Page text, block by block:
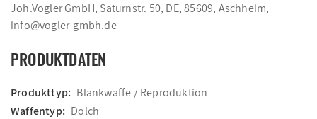
Joh.Vogler GmbH, Saturnstr. 50, DE, 85609, Aschheim,
info@vogler-gmbh.de
PRODUKTDATEN
Produkttyp: Blankwaffe / Reproduktion
Waffentyp: Dolch